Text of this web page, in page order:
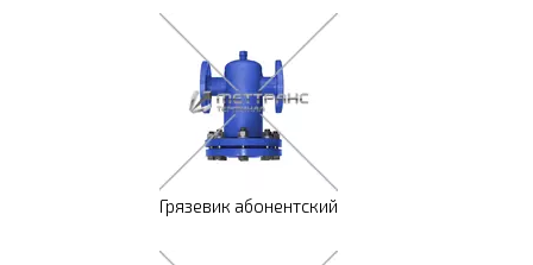
Грязевик абонентский